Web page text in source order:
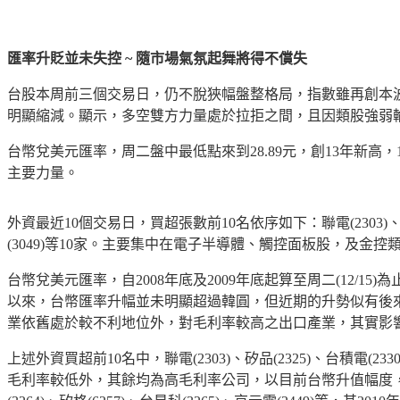
匯率升貶並未失控 ~ 隨市場氣氛起舞將得不償失
台股本周前三個交易日，仍不脫狹幅盤整格局，指數雖再創本
明顯縮減。顯示，多空雙方力量處於拉拒之間，且因類股強
台幣兌美元匯率，周二盤中最低點來到28.89元，創13年新高
主要力量。
外資最近10個交易日，買超張數前10名依序如下：聯電(2303)
(3049)等10家。主要集中在電子半導體、觸控面板股，及金
台幣兌美元匯率，自2008年底及2009年底起算至周二(12/15)
以來，台幣匯率升幅並未明顯超過韓圓，但近期的升勢似有
業依舊處於較不利地位外，對毛利率較高之出口產業，其實
上述外資買超前10名中，聯電(2303)、矽品(2325)、台積電
毛利率較低外，其餘均為高毛利率公司，以目前台幣升值幅